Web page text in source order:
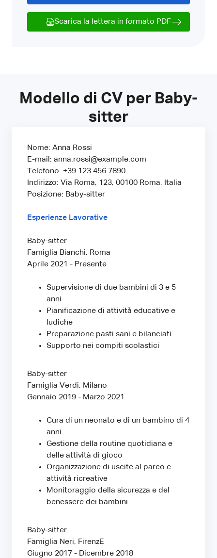
Scarica la lettera in formato PDF
Modello di CV per Baby-
sitter
Nome: Anna Rossi
E-mail: anna.rossi@example.com
Telefono: +39 123 456 7890
Indirizzo: Via Roma, 123, 00100 Roma, Italia
Posizione: Baby-sitter
Esperienze Lavorative
Baby-sitter
Famiglia Bianchi, Roma
Aprile 2021 - Presente
Supervisione di due bambini di 3 e 5
anni
Pianificazione di attività educative e
ludiche
Preparazione pasti sani e bilanciati
Supporto nei compiti scolastici
Baby-sitter
Famiglia Verdi, Milano
Gennaio 2019 - Marzo 2021
Cura di un neonato e di un bambino di 4
anni
Gestione della routine quotidiana e
delle attività di gioco
Organizzazione di uscite al parco e
attività ricreative
Monitoraggio della sicurezza e del
benessere dei bambini
Baby-sitter
Famiglia Neri, FirenzE
Giugno 2017 - Dicembre 2018